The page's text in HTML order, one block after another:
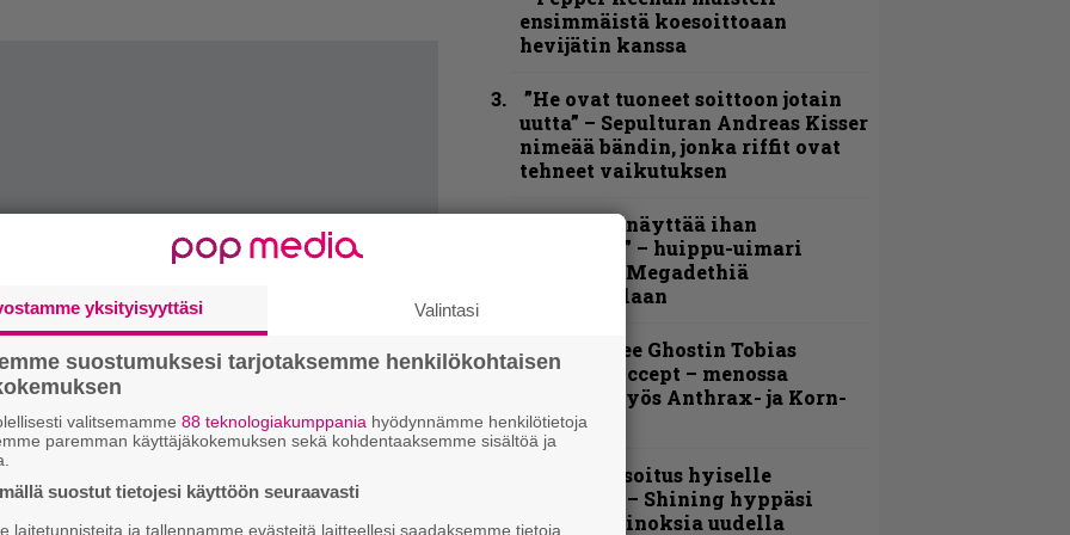
ensimmäistä koesoittoaan
hevijätin kanssa
”He ovat tuoneet soittoon jotain
uutta” – Sepulturan Andreas Kisser
nimeää bändin, jonka riffit ovat
tehneet vaikutuksen
”Mitalini näyttää ihan
plektralta” – huippu-uimari
jamittelee Megadethiä
palkinnollaan
Näin lähtee Ghostin Tobias
Forgelta Accept – menossa
mukana myös Anthrax- ja Korn-
miehistöä
Kunnianosoitus hyiselle
Pohjolalle – Shining hyppäsi
keskelle kinoksia uudella
yksityisyyttäsi Valintasi
suostumuksesi tarjotaksemme henkilökohtaisen
valitsemamme 88 teknologiakumppania hyödynnämme henkilötietoja
paremman käyttäjäkokemuksen sekä kohdentaaksemme sisältöä ja
suostut tietojesi käyttöön seuraavasti
laitetunnisteita ja tallennamme evästeitä laitteellesi saadaksemme tietoja